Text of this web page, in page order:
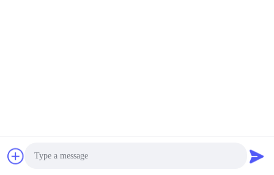
2024-2026 chinahonco.com Tutti i diritti riservati.